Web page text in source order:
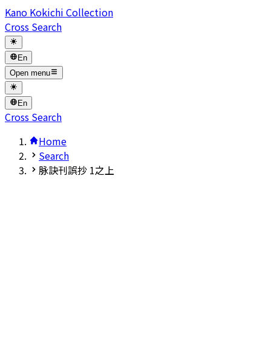
Kano Kokichi Collection
Cross Search
En
Open menu
En
Cross Search
Home
Search
脉訣刊誤抄 1之上